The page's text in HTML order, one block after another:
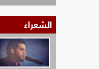
الشعراء